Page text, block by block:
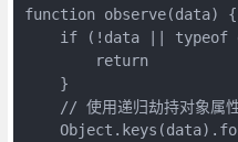
function observe(data) {
if (!data || typeof
        return
    }
// 使用递归劫持对象属